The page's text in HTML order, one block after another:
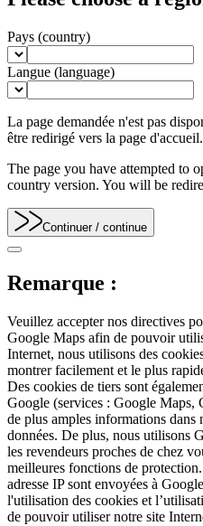
Pays (country)
Langue (language)
La page demandée n'est pas
être redirigé vers la page d'accueil.
The page you have attempted to
country version. You will be
Continuer / continue
Remarque :
Veuillez accepter nos directives
Google Maps afin de pouvoir
Internet, nous utilisons des
montrer facilement et le plus
Des cookies de tiers sont
Google (services : Google Maps,
de plus amples informations dans
données. De plus, nous utilisons
les revendeurs proches de chez
meilleures fonctions de
adresse IP sont envoyées à
l'utilisation des cookies et
de pouvoir utiliser notre site